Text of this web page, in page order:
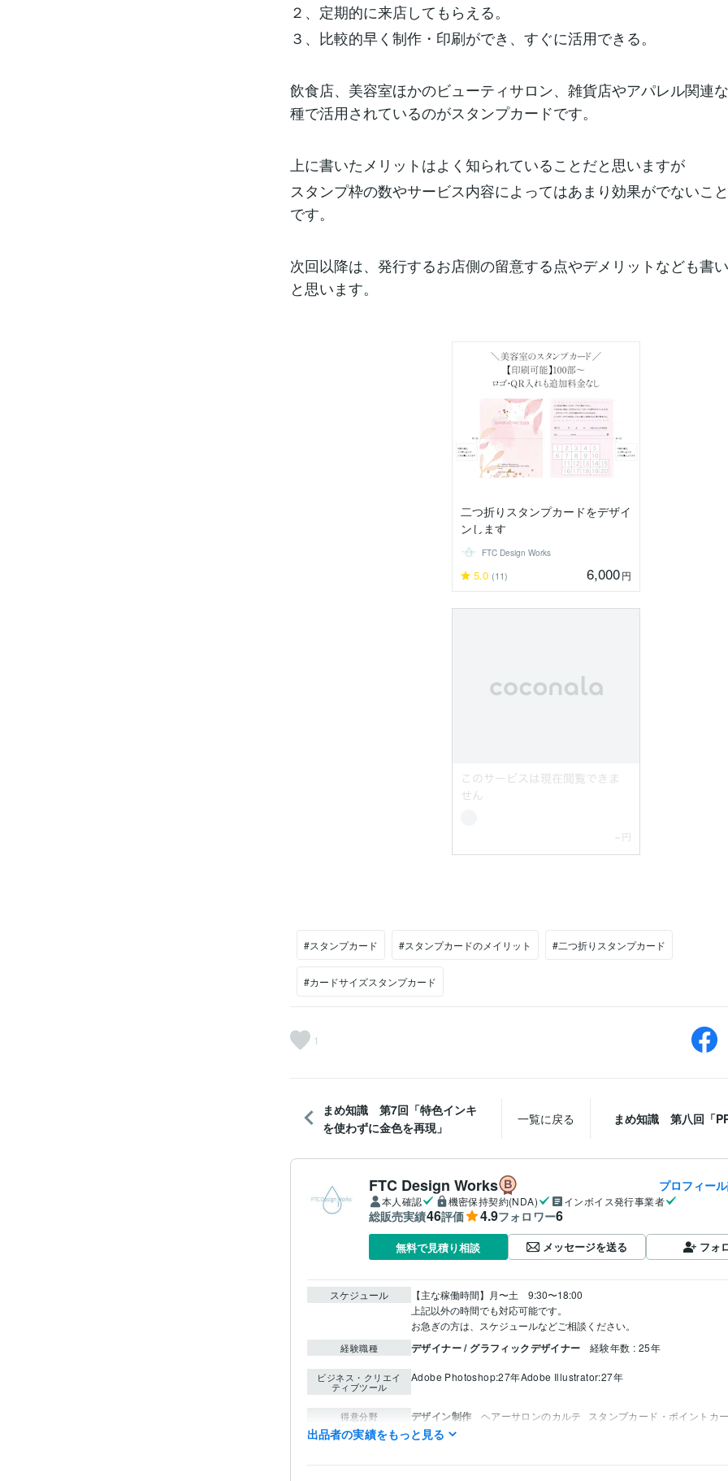
２、定期的に来店してもらえる。
３、比較的早く制作・印刷ができ、すぐに活用できる。
飲食店、美容室ほかのビューティサロン、雑貨店やアパレル関連
種で活用されているのがスタンプカードです。
上に書いたメリットはよく知られていることだと思いますが
スタンプ枠の数やサービス内容によってはあまり効果がでないこ
です。
次回以降は、発行するお店側の留意する点やデメリットなども書
と思います。
二つ折りスタンプカードをデザイ
ンします
FTC Design Works
5.0 (11) 6,000円
#スタンプカード #スタンプカードのメイリット #二つ折りスタンプカード
#カードサイズスタンプカード
1
まめ知識 第7回「特色インキ
を使わずに金色を再現」
一覧に戻る まめ知識 第八回「
FTC Design Works プロフィー
本人確認 機密保持契約(NDA) インボイス発行事業者
総販売実績46評価 4.9フォロワー6
無料で見積り相談 メッセージを送る フォ
スケジュール
【主な稼働時間】月〜土　9:30〜18:00
上記以外の時間でも対応可能です。
お急ぎの方は、スケジュールなどご相談ください。
経験職種 デザイナー / グラフィックデザイナー 経験年数 : 25年
ビジネス・クリエイ
ティブツール
Adobe Photoshop:27年Adobe Illustrator:27年
得意分野 デザイン制作 ヘアーサロンのカルテ スタンプカード・ポイントカ
美容室 飲食店
出品者の実績をもっと見る